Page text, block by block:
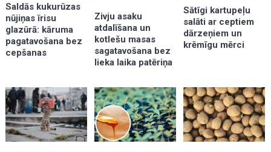
Saldās kukurūzas
nūjiņas īrisu
glazūrā: kāruma
pagatavošana bez
cepšanas
Zivju asaku
atdalīšana un
kotlešu masas
sagatavošana bez
lieka laika patēriņa
Sātīgi kartupeļu
salāti ar ceptiem
dārzeņiem un
krēmīgu mērci